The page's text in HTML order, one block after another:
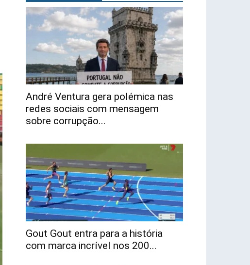
André Ventura gera polémica nas
redes sociais com mensagem
sobre corrupção...
Gout Gout entra para a história
com marca incrível nos 200...